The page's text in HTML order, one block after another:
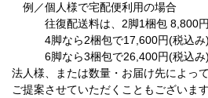
例／個人様で宅配便利用の場合
往復配送料は、2脚1梱包 8,800円(
4脚なら2梱包で17,600円(税込み)
6脚なら3梱包で26,400円(税込み)
法人様、または数量・お届け先によっ
ご提案させていただくこともございます